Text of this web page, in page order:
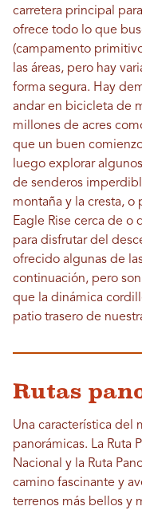
carretera principal
ofrece todo lo que
(campamento
las áreas, pero hay
forma segura. Hay
andar en bicicleta de
millones de acres
que un buen
luego explorar
de senderos
montaña y la cresta, o
Eagle Rise cerca de o
para disfrutar del
ofrecido algunas de
continuación, pero
que la dinámica
patio trasero de
Rutas
Una característica del
panorámicas. La Ruta
Nacional y la Ruta
camino fascinante y
terrenos más bellos y